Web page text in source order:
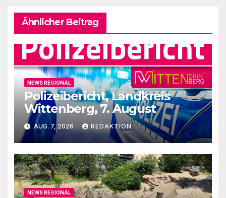
Ähnlicher Beitrag
NEWS REGIONAL
Polizeibericht, Landkreis
Wittenberg, 7. August
AUG. 7, 2026 REDAKTION
NEWS REGIONAL